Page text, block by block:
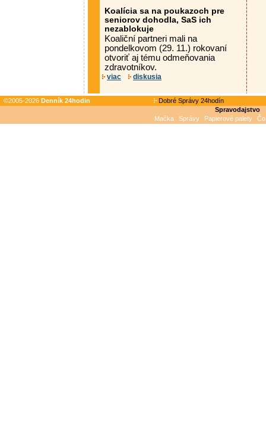
Koalícia sa na poukazoch pre
seniorov dohodla, SaS ich
nezablokuje
Koaliční partneri mali na
pondelkovom (29. 11.) rokovaní
otvoriť aj tému odmeňovania
zdravotníkov.
viac diskusia
©2005-2026 Denník 24hodin
Dobré Správy 24hodín
Spravodajstvo
Mačka
Správy Papierové palety